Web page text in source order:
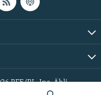
RFE/RL, Inc. Ähli